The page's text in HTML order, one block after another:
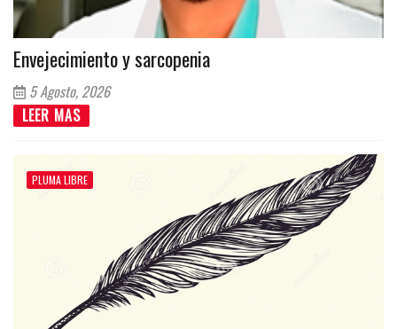
Envejecimiento y sarcopenia
5 Agosto, 2026
LEER MAS
PLUMA LIBRE